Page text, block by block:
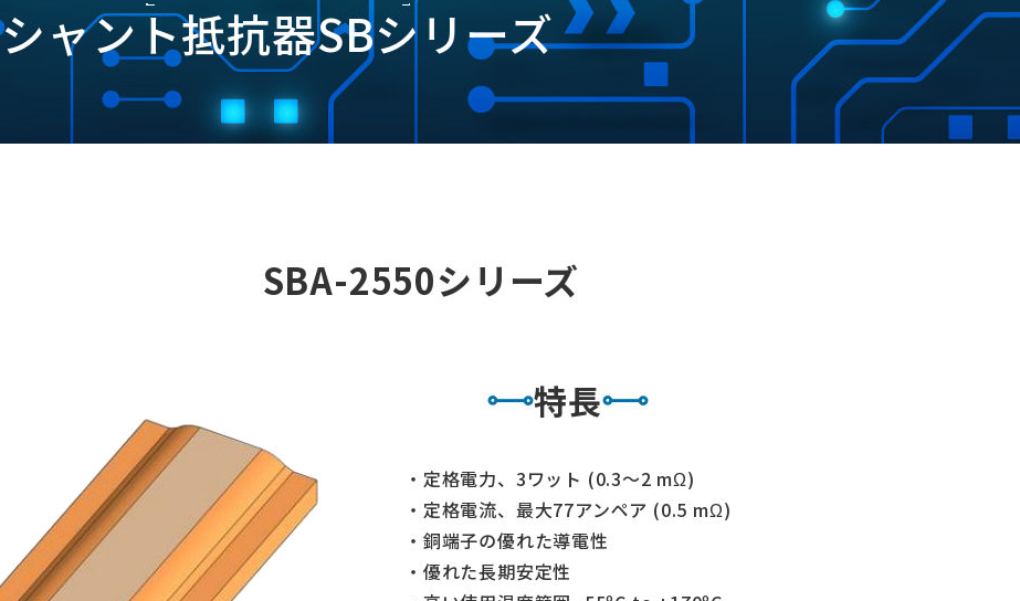
シャント抵抗器SBシリーズ
SBA-2550シリーズ
特長
・定格電力、3ワット (0.3～2 mΩ)
・定格電流、最大77アンペア (0.5 mΩ)
・銅端子の優れた導電性
・優れた長期安定性